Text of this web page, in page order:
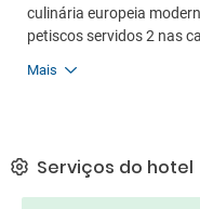
culinária europeia
petiscos servidos 2 nas
Mais
Serviços do hotel